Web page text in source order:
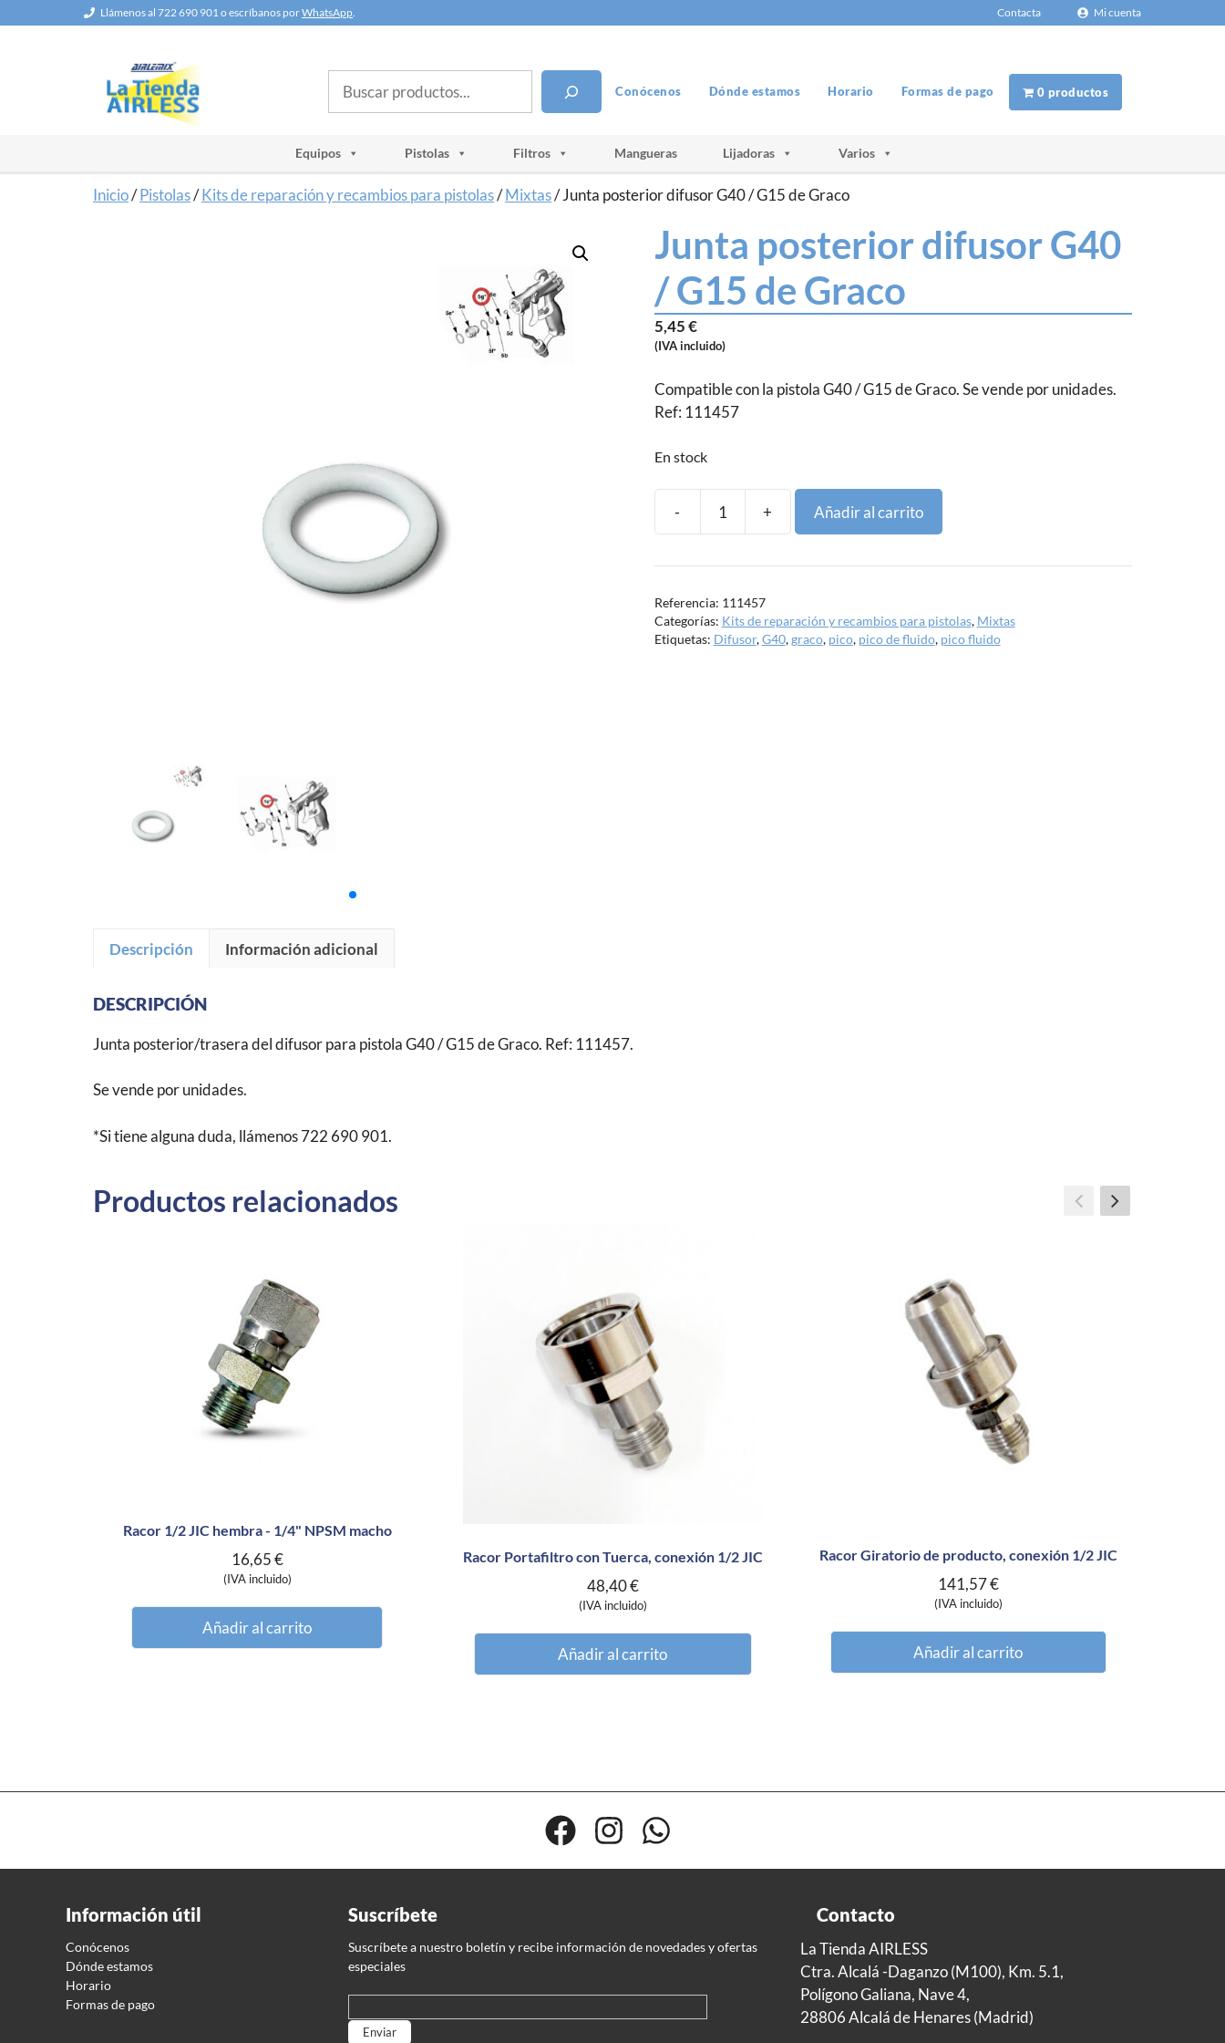
Llámenos al 722 690 901 o escríbanos porWhatsApp. Contacta Mi cuenta
Conócenos Dónde estamos Horario Formas de pago 0 productos
Equipos Pistolas Filtros Mangueras Lijadoras Varios
Inicio/Pistolas/Kits de reparación y recambios para pistolas/Mixtas/ Junta posterior difusor G40 / G15 de Graco
Junta posterior difusor G40
/ G15 de Graco
5,45€
(IVA incluido)
Compatible con la pistola G40 / G15 de Graco. Se vende por unidades.
Ref: 111457
En stock
-
difusor
/
G15
+ Añadir al carrito
Referencia: 111457
Categorías: Kits de reparación y recambios para pistolas, Mixtas
Etiquetas: Difusor,G40,graco, pico, pico de fluido, pico fluido
Descripción Información adicional
DESCRIPCIÓN
Junta posterior/trasera del difusor para pistola G40 / G15 de Graco. Ref: 111457.
Se vende por unidades.
*Si tiene alguna duda, llámenos 722 690 901.
Productos relacionados
Racor 1/2 JIC hembra - 1/4" NPSM macho
16,65€
(IVA incluido)
Añadir al carrito
Racor Portafiltro con Tuerca, conexión 1/2 JIC
48,40€
(IVA incluido)
Añadir al carrito
Racor Giratorio de producto, conexión 1/2 JIC
141,57€
(IVA incluido)
Añadir al carrito
Información útil
Conócenos
Dónde estamos
Horario
Formas de pago
Suscríbete
Suscríbete a nuestro boletín y recibe información de novedades y ofertas
especiales
Contacto
La Tienda AIRLESS
Ctra. Alcalá -Daganzo (M100), Km. 5.1,
Polígono Galiana, Nave 4,
28806 Alcalá de Henares (Madrid)